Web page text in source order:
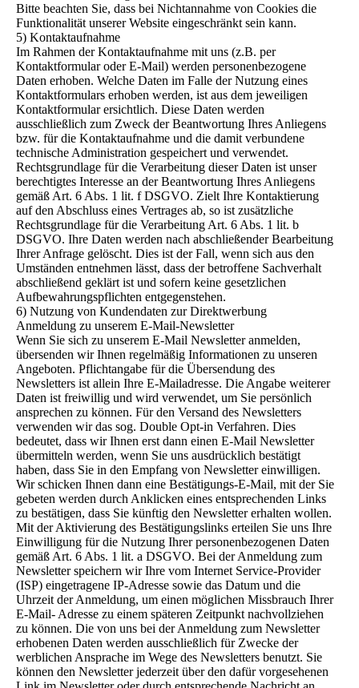
Bitte beachten Sie, dass bei Nichtannahme von Cookies die
Funktionalität unserer Website eingeschränkt sein kann.
5) Kontaktaufnahme
Im Rahmen der Kontaktaufnahme mit uns (z.B. per
Kontaktformular oder E-Mail) werden personenbezogene
Daten erhoben. Welche Daten im Falle der Nutzung eines
Kontaktformulars erhoben werden, ist aus dem jeweiligen
Kontaktformular ersichtlich. Diese Daten werden
ausschließlich zum Zweck der Beantwortung Ihres Anliegens
bzw. für die Kontaktaufnahme und die damit verbundene
technische Administration gespeichert und verwendet.
Rechtsgrundlage für die Verarbeitung dieser Daten ist unser
berechtigtes Interesse an der Beantwortung Ihres Anliegens
gemäß Art. 6 Abs. 1 lit. f DSGVO. Zielt Ihre Kontaktierung
auf den Abschluss eines Vertrages ab, so ist zusätzliche
Rechtsgrundlage für die Verarbeitung Art. 6 Abs. 1 lit. b
DSGVO. Ihre Daten werden nach abschließender Bearbeitung
Ihrer Anfrage gelöscht. Dies ist der Fall, wenn sich aus den
Umständen entnehmen lässt, dass der betroffene Sachverhalt
abschließend geklärt ist und sofern keine gesetzlichen
Aufbewahrungspflichten entgegenstehen.
6) Nutzung von Kundendaten zur Direktwerbung
Anmeldung zu unserem E-Mail-Newsletter
Wenn Sie sich zu unserem E-Mail Newsletter anmelden,
übersenden wir Ihnen regelmäßig Informationen zu unseren
Angeboten. Pflichtangabe für die Übersendung des
Newsletters ist allein Ihre E-Mailadresse. Die Angabe weiterer
Daten ist freiwillig und wird verwendet, um Sie persönlich
ansprechen zu können. Für den Versand des Newsletters
verwenden wir das sog. Double Opt-in Verfahren. Dies
bedeutet, dass wir Ihnen erst dann einen E-Mail Newsletter
übermitteln werden, wenn Sie uns ausdrücklich bestätigt
haben, dass Sie in den Empfang von Newsletter einwilligen.
Wir schicken Ihnen dann eine Bestätigungs-E-Mail, mit der Sie
gebeten werden durch Anklicken eines entsprechenden Links
zu bestätigen, dass Sie künftig den Newsletter erhalten wollen.
Mit der Aktivierung des Bestätigungslinks erteilen Sie uns Ihre
Einwilligung für die Nutzung Ihrer personenbezogenen Daten
gemäß Art. 6 Abs. 1 lit. a DSGVO. Bei der Anmeldung zum
Newsletter speichern wir Ihre vom Internet Service-Provider
(ISP) eingetragene IP-Adresse sowie das Datum und die
Uhrzeit der Anmeldung, um einen möglichen Missbrauch Ihrer
E-Mail- Adresse zu einem späteren Zeitpunkt nachvollziehen
zu können. Die von uns bei der Anmeldung zum Newsletter
erhobenen Daten werden ausschließlich für Zwecke der
werblichen Ansprache im Wege des Newsletters benutzt. Sie
können den Newsletter jederzeit über den dafür vorgesehenen